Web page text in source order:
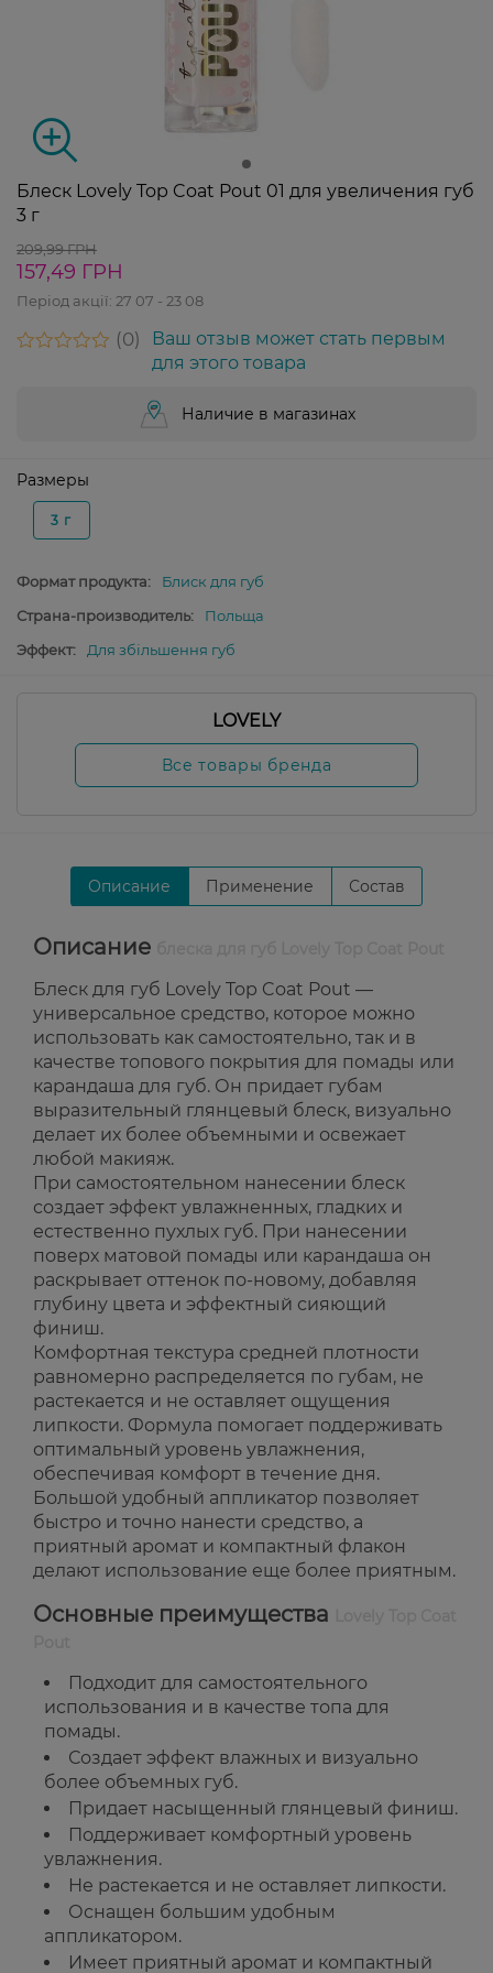
Блеск Lovely Top Coat Pout 01 для увеличения губ
3 г
209,99 ГРН
157,49 ГРН
Період акції: 27 07 - 23 08
0
Ваш отзыв может стать первым
для этого товара
Наличие в магазинах
Размеры
3 г
Формат продукта:
Блиск для губ
Страна-производитель:
Польща
Эффект:
Для збільшення губ
LOVELY
Все товары бренда
Описание Применение Состав
Описание
Блеск для губ Lovely Top Coat Pout —
универсальное средство, которое можно
использовать как самостоятельно, так и в
качестве топового покрытия для помады или
карандаша для губ. Он придает губам
выразительный глянцевый блеск, визуально
делает их более объемными и освежает
любой макияж.
При самостоятельном нанесении блеск
создает эффект увлажненных, гладких и
естественно пухлых губ. При нанесении
поверх матовой помады или карандаша он
раскрывает оттенок по-новому, добавляя
глубину цвета и эффектный сияющий
финиш.
Комфортная текстура средней плотности
равномерно распределяется по губам, не
растекается и не оставляет ощущения
липкости. Формула помогает поддерживать
оптимальный уровень увлажнения,
обеспечивая комфорт в течение дня.
Большой удобный аппликатор позволяет
быстро и точно нанести средство, а
приятный аромат и компактный флакон
делают использование еще более приятным.
Основные преимущества
Подходит для самостоятельного
использования и в качестве топа для
помады.
Создает эффект влажных и визуально
более объемных губ.
Придает насыщенный глянцевый финиш.
Поддерживает комфортный уровень
увлажнения.
Не растекается и не оставляет липкости.
Оснащен большим удобным
аппликатором.
Имеет приятный аромат и компактный